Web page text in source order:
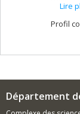
sur
Lire
Profil
Département